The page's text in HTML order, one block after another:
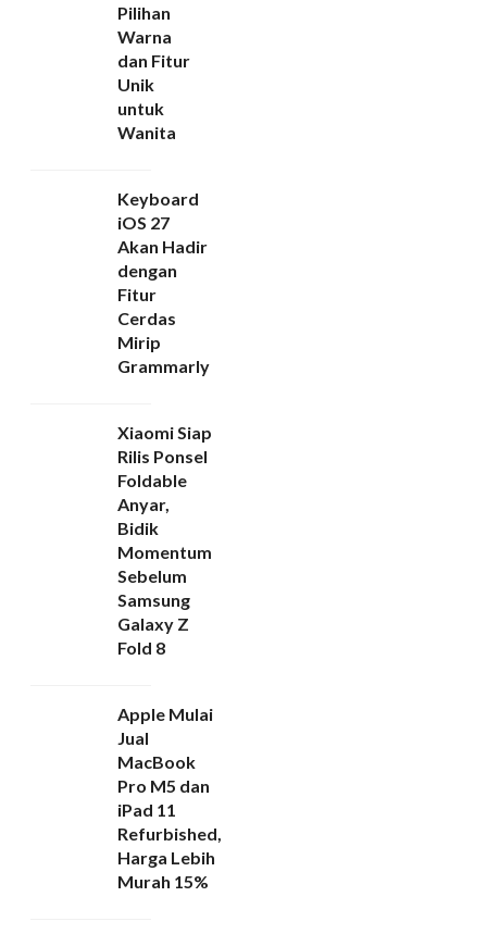
Pilihan
Warna
dan Fitur
Unik
untuk
Wanita
Keyboard
iOS 27
Akan Hadir
dengan
Fitur
Cerdas
Mirip
Grammarly
Xiaomi Siap
Rilis Ponsel
Foldable
Anyar,
Bidik
Momentum
Sebelum
Samsung
Galaxy Z
Fold 8
Apple Mulai
Jual
MacBook
Pro M5 dan
iPad 11
Refurbished,
Harga Lebih
Murah 15%